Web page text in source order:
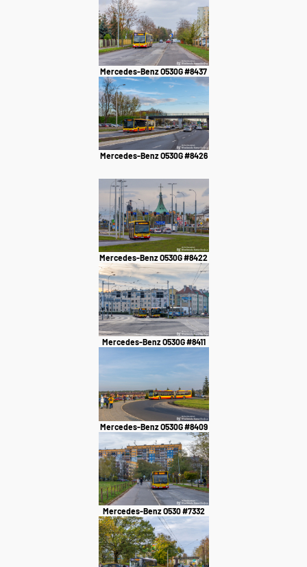
Mercedes-Benz O530G #8437
Mercedes-Benz O530G #8426
Mercedes-Benz O530G #8422
Mercedes-Benz O530G #8411
Mercedes-Benz O530G #8409
Mercedes-Benz O530 #7332